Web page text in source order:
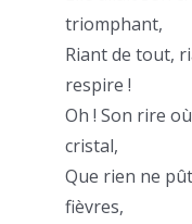
triomphant,
Riant de tout,
respire !
Oh ! Son rire
cristal,
Que rien ne
fièvres,